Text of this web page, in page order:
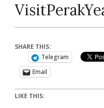
SHARE THIS:
Telegram
Email
LIKE THIS: